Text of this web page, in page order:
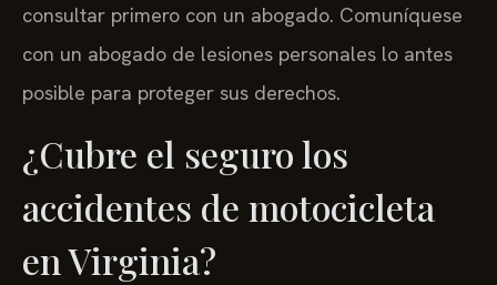
consultar primero con un abogado. Comuníquese
con un abogado de lesiones personales lo antes
posible para proteger sus derechos.
¿Cubre el seguro los
accidentes de motocicleta
en Virginia?